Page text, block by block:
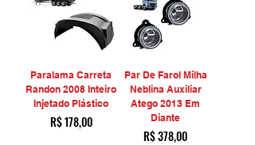
Paralama Carreta
Randon 2008 Inteiro
Injetado Plástico
Preço
R$ 178,00
Par De Farol Milha
Neblina Auxiliar
Atego 2013 Em
Diante
Preço
R$ 378,00